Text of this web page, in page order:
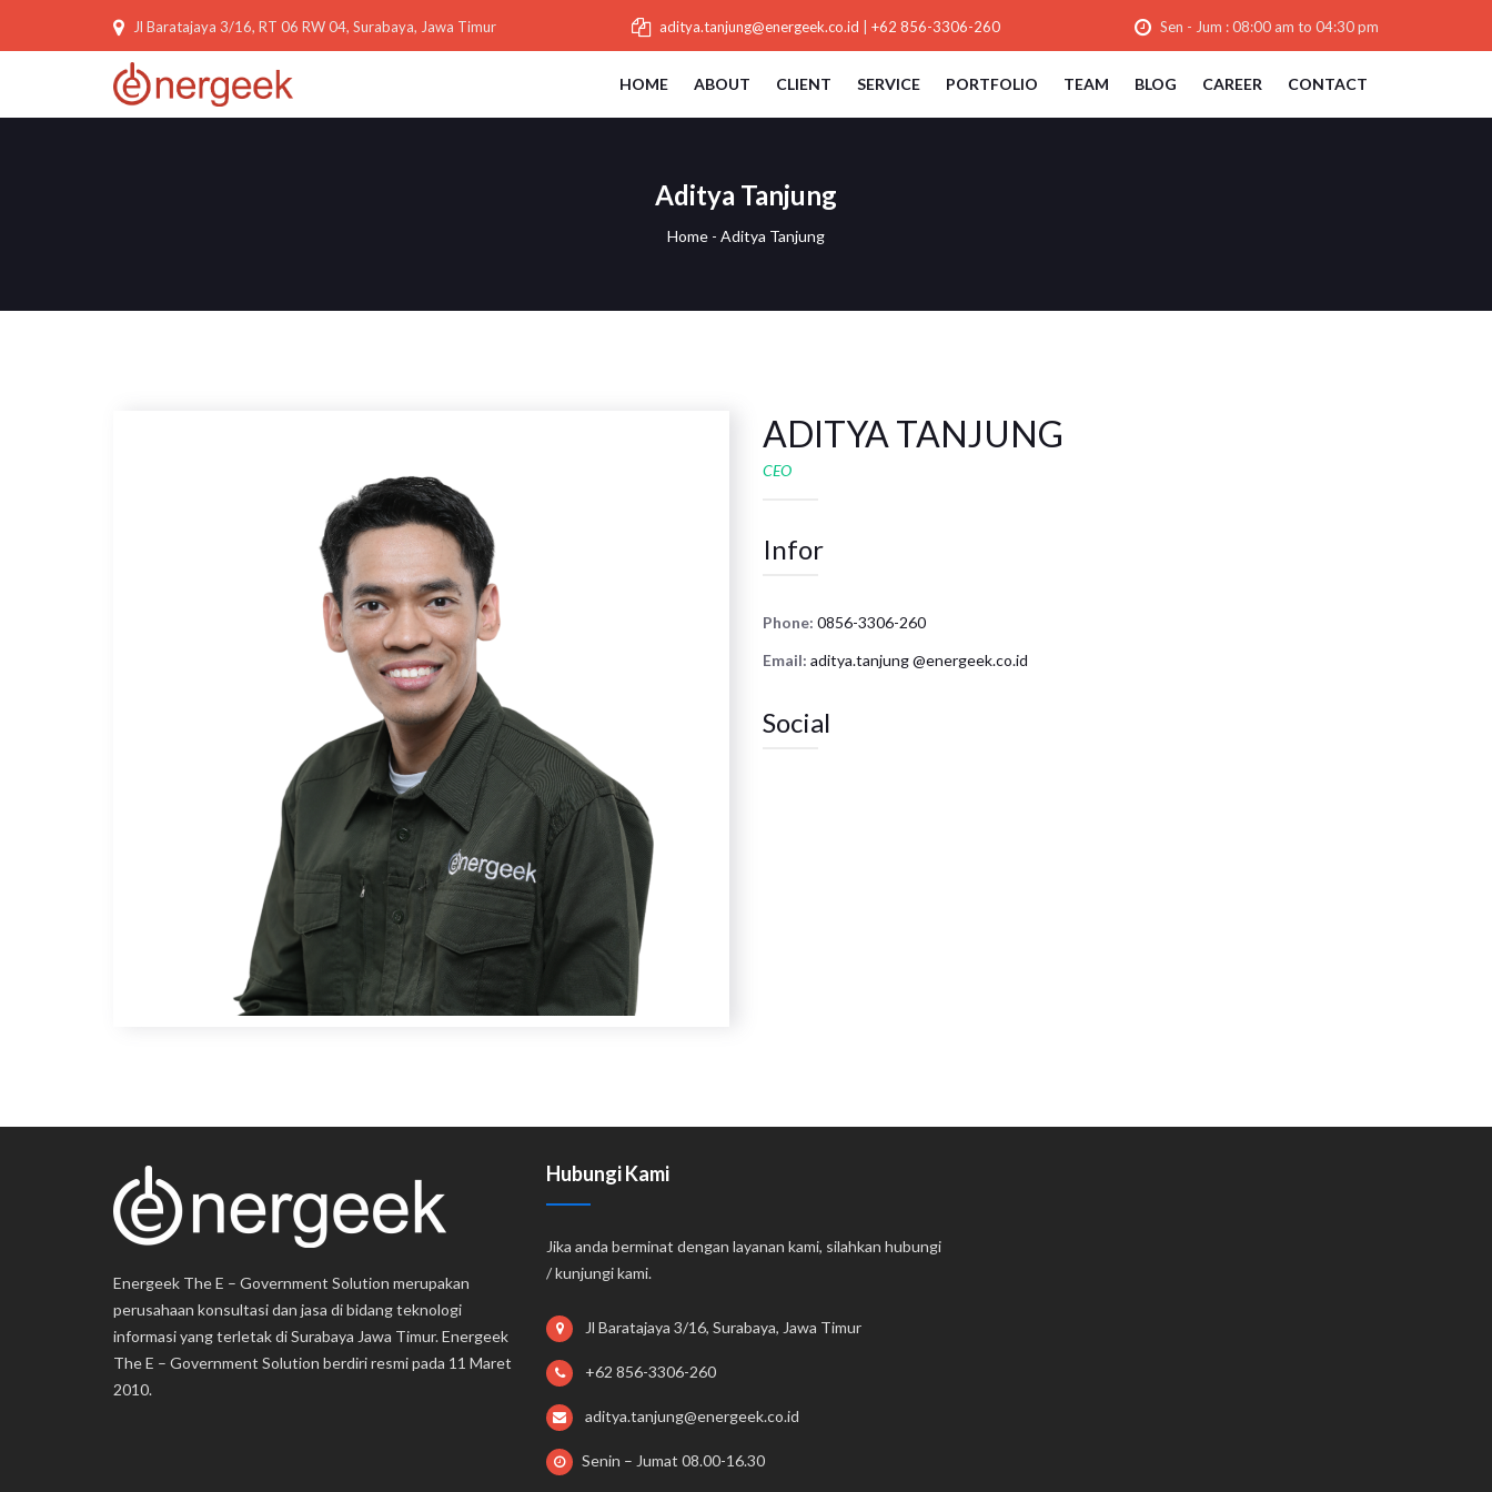
Jl Baratajaya 3/16, RT 06 RW 04, Surabaya, Jawa Timur aditya.tanjung@energeek.co.id +62 856-3306-260 Sen - Jum : 08:00 am to 04:30 pm
HOME ABOUT CLIENT SERVICE PORTFOLIO TEAM BLOG CAREER CONTACT
Aditya Tanjung
Home - Aditya Tanjung
ADITYA TANJUNG
CEO
Infor
Phone: 0856-3306-260
Email: aditya.tanjung @energeek.co.id
Social
Energeek The E – Government Solution merupakan
perusahaan konsultasi dan jasa di bidang teknologi
informasi yang terletak di Surabaya Jawa Timur. Energeek
The E – Government Solution berdiri resmi pada 11 Maret
2010.
Hubungi Kami
Jika anda berminat dengan layanan kami, silahkan hubungi
/ kunjungi kami.
Jl Baratajaya 3/16, Surabaya, Jawa Timur
+62 856-3306-260
aditya.tanjung@energeek.co.id
Senin – Jumat 08.00-16.30